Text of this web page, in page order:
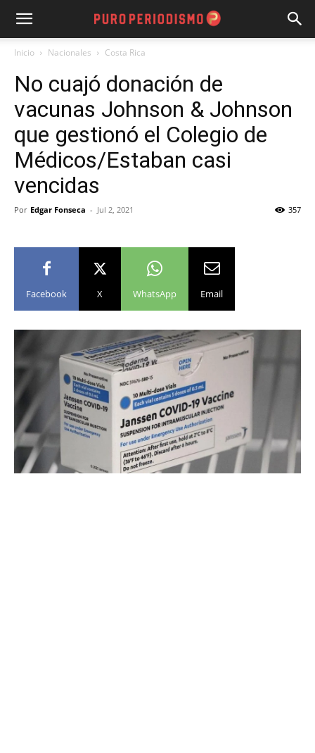
Inicio Nacionales Costa Rica
No cuajó donación de
vacunas Johnson & Johnson
que gestionó el Colegio de
Médicos/Estaban casi
vencidas
Por Edgar Fonseca - Jul 2, 2021 357
Facebook X WhatsApp Email